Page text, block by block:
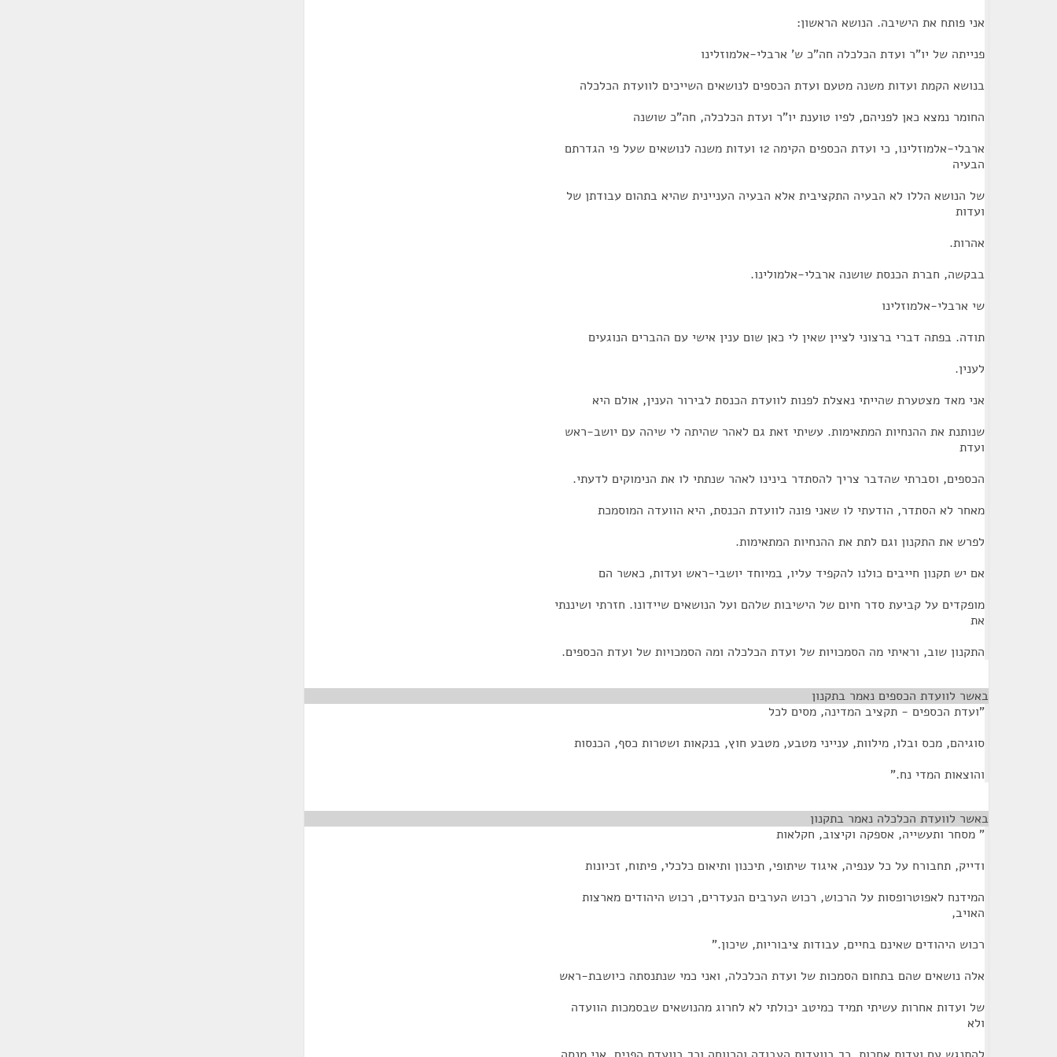
אני פותח את הישיבה. הנושא הראשון:
פנייתה של יו"ר ועדת הכלכלה חה"כ ש' ארבלי-אלמוזלינו
בנושא הקמת ועדות משנה מטעם ועדת הכספים לנושאים השייכים לוועדת הכלכלה
החומר נמצא כאן לפניהם, לפיו טוענת יו"ר ועדת הכלכלה, חה"כ שושנה
ארבלי-אלמוזלינו, כי ועדת הכספים הקימה 12 ועדות משנה לנושאים שעל פי הגדרתם
הבעיה
של הנושא הללו לא הבעיה התקציבית אלא הבעיה העניינית שהיא בתהום עבודתן של
ועדות
אהרות.
בבקשה, חברת הכנסת שושנה ארבלי-אלמולינו.
שי ארבלי-אלמוזלינו
תודה. בפתה דברי ברצוני לציין שאין לי כאן שום ענין אישי עם ההברים הנוגעים
לענין.
אני מאד מצטערת שהייתי נאצלת לפנות לוועדת הכנסת לבירור הענין, אולם היא
שנותנת את ההנחיות המתאימות. עשיתי זאת גם לאהר שהיתה לי שיהה עם יושב-ראש
ועדת
הכספים, וסברתי שהדבר צריך להסתדר בינינו לאהר שנתתי לו את הנימוקים לדעתי.
מאחר לא הסתדר, הודעתי לו שאני פונה לוועדת הכנסת, היא הוועדה המוסמכת
לפרש את התקנון וגם לתת את ההנחיות המתאימות.
אם יש תקנון חייבים כולנו להקפיד עליו, במיוחד יושבי-ראש ועדות, כאשר הם
מופקדים על קביעת סדר חיום של הישיבות שלהם ועל הנושאים שיידונו. חזרתי ושיננתי
את
התקנון שוב, וראיתי מה הסמכויות של ועדת הכלכלה ומה הסמכויות של ועדת הכספים.
באשר לוועדת הכספים נאמר בתקנון
"ועדת הכספים - תקציב המדינה, מסים לכל
סוגיהם, מכס ובלו, מילוות, ענייני מטבע, מטבע חוץ, בנקאות ושטרות כסף, הכנסות
והוצאות המדי נח."
באשר לוועדת הכלכלה נאמר בתקנון
" מסחר ותעשייה, אספקה וקיצוב, חקלאות
ודייק, תחבורח על כל ענפיה, איגוד שיתופי, תיכנון ותיאום כלכלי, פיתוח, זכיונות
המידנח לאפוטרופסות על הרכוש, רכוש הערבים הנעדרים, רכוש היהודים מארצות
האויב,
רכוש היהודים שאינם בחיים, עבודות ציבוריות, שיכון."
אלה נושאים שהם בתחום הסמכות של ועדת הכלכלה, ואני כמי שנתנסתה כיושבת-ראש
של ועדות אחרות עשיתי תמיד כמיטב יכולתי לא לחרוג מהנושאים שבסמכות הוועדה
ולא